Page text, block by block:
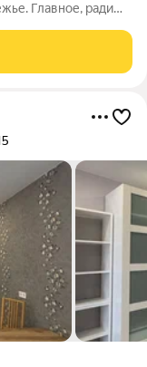
Главное, ради
стену. Без